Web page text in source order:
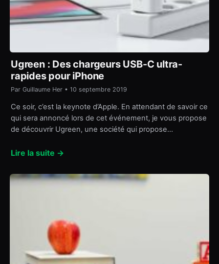
Ugreen : Des chargeurs USB-C ultra-
rapides pour iPhone
Par Guillaume Her • 10 septembre 2019
Ce soir, c’est la keynote d’Apple. En attendant de savoir ce
qui sera annoncé lors de cet événement, je vous propose
de découvrir Ugreen, une société qui propose…
Lire la suite →